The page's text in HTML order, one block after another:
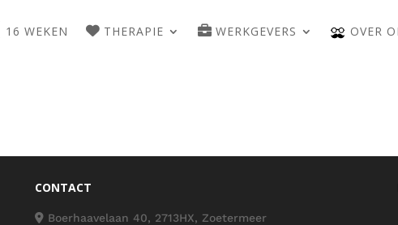
16 WEKEN THERAPIE WERKGEVERS OVER
CONTACT
Boerhaavelaan 40, 2713HX, Zoetermeer